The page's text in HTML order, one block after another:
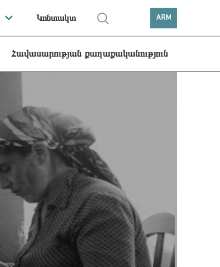
Կոնտակտ ARM
Հավասարության քաղաքականություն